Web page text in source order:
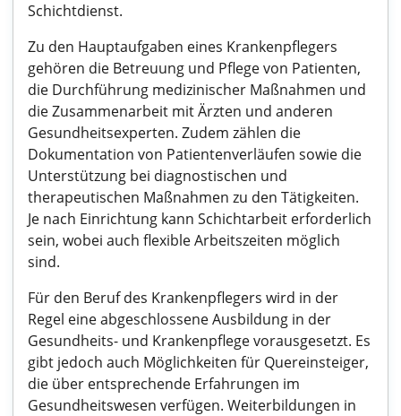
Schichtdienst.
Zu den Hauptaufgaben eines Krankenpflegers
gehören die Betreuung und Pflege von Patienten,
die Durchführung medizinischer Maßnahmen und
die Zusammenarbeit mit Ärzten und anderen
Gesundheitsexperten. Zudem zählen die
Dokumentation von Patientenverläufen sowie die
Unterstützung bei diagnostischen und
therapeutischen Maßnahmen zu den Tätigkeiten.
Je nach Einrichtung kann Schichtarbeit erforderlich
sein, wobei auch flexible Arbeitszeiten möglich
sind.
Für den Beruf des Krankenpflegers wird in der
Regel eine abgeschlossene Ausbildung in der
Gesundheits- und Krankenpflege vorausgesetzt. Es
gibt jedoch auch Möglichkeiten für Quereinsteiger,
die über entsprechende Erfahrungen im
Gesundheitswesen verfügen. Weiterbildungen in